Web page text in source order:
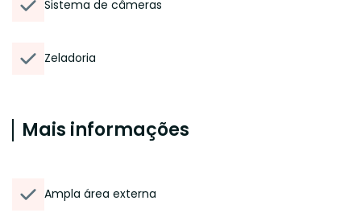
Sistema de câmeras
Zeladoria
Mais informações
Ampla área externa